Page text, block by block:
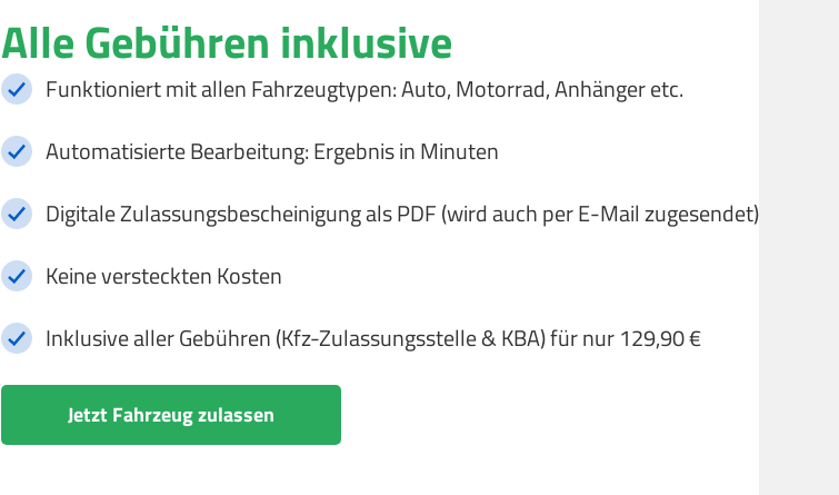
Alle Gebühren inklusive
Funktioniert mit allen Fahrzeugtypen: Auto, Motorrad, Anhänger etc.
Automatisierte Bearbeitung: Ergebnis in Minuten
Digitale Zulassungsbescheinigung als PDF (wird auch per E-Mail zugesendet)
Keine versteckten Kosten
Inklusive aller Gebühren (Kfz-Zulassungsstelle & KBA) für nur 129,90 €
Jetzt Fahrzeug zulassen